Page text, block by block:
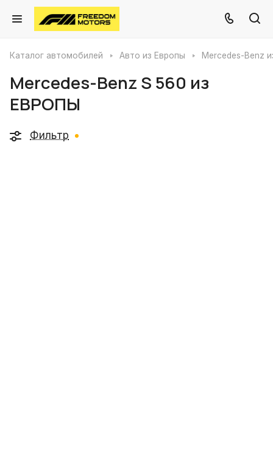
Каталог автомобилей Авто из Европы Mercedes-Benz
Mercedes-Benz S 560 из
ЕВРОПЫ
Фильтр